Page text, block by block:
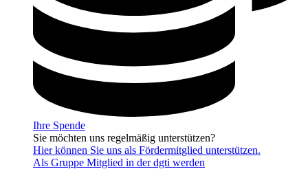
Ihre Spende
Sie möchten uns regelmäßig unterstützen?
Hier können Sie uns als Fördermitglied unterstützen.
Als Gruppe Mitglied in der dgti werden